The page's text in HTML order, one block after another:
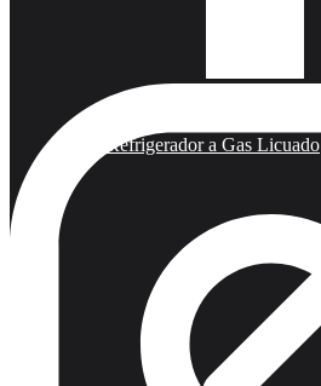
Refrigerador a Gas Licuado